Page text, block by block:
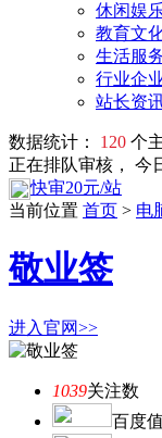
休闲娱
教育文
生活服
行业企
站长资
数据统计： 120 个
正在排队审核， 今
快审20元/站
当前位置 首页 > 电
敬业签
进入官网>>
1039关注数
百度值